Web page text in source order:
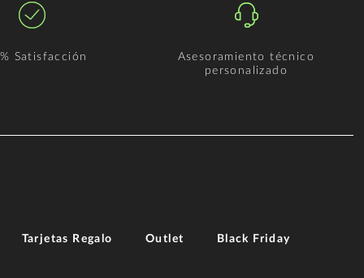
Satisfacción
Asesoramiento técnico
personalizado
Tarjetas Regalo Outlet Black Friday